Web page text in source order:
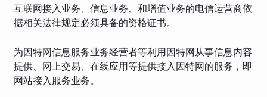
互联网接入业务、信息业务、和增值业务的电信运营商依
据相关法律规定必须具备的资格证书。
为因特网信息服务业务经营者等利用因特网从事信息内容
提供、网上交易、在线应用等提供接入因特网的服务，即
网站接入服务业务。